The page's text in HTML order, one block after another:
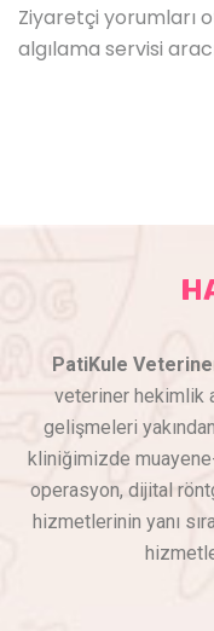
Ziyaretçi yorumları
algılama servisi
PatiKule
veteriner hekimlik
gelişmeleri
kliniğimizde
operasyon, dijital
hizmetlerinin yanı